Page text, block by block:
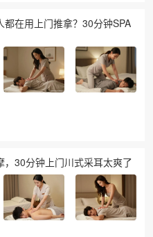
在用上门推拿？30分钟SPA
30分钟上门川式采耳太爽了